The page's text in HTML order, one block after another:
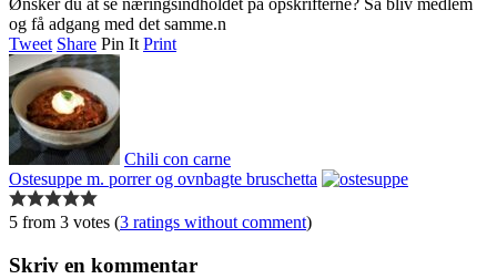
Ønsker du at se næringsindholdet på opskrifterne? Så bliv medlem
og få adgang med det samme.n
Tweet Share Pin It Print
Chili con carne
Ostesuppe m. porrer og ovnbagte bruschetta
5 from 3 votes (3 ratings without comment)
Skriv en kommentar